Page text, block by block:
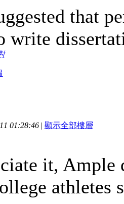
that
write
01:28:46 | 顯示全部樓層
it,
athletes